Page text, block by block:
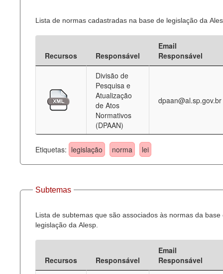
Lista de normas cadastradas na base de legislação da
Recursos Responsável
Email
Responsável
Divisão de
Pesquisa e
Atualização
de Atos
Normativos
(DPAAN)
dpaan@al.sp.gov.br
Etiquetas: legislação norma lei
Subtemas
Lista de subtemas que são associados às normas da base
legislação da Alesp.
Recursos Responsável
Email
Responsável